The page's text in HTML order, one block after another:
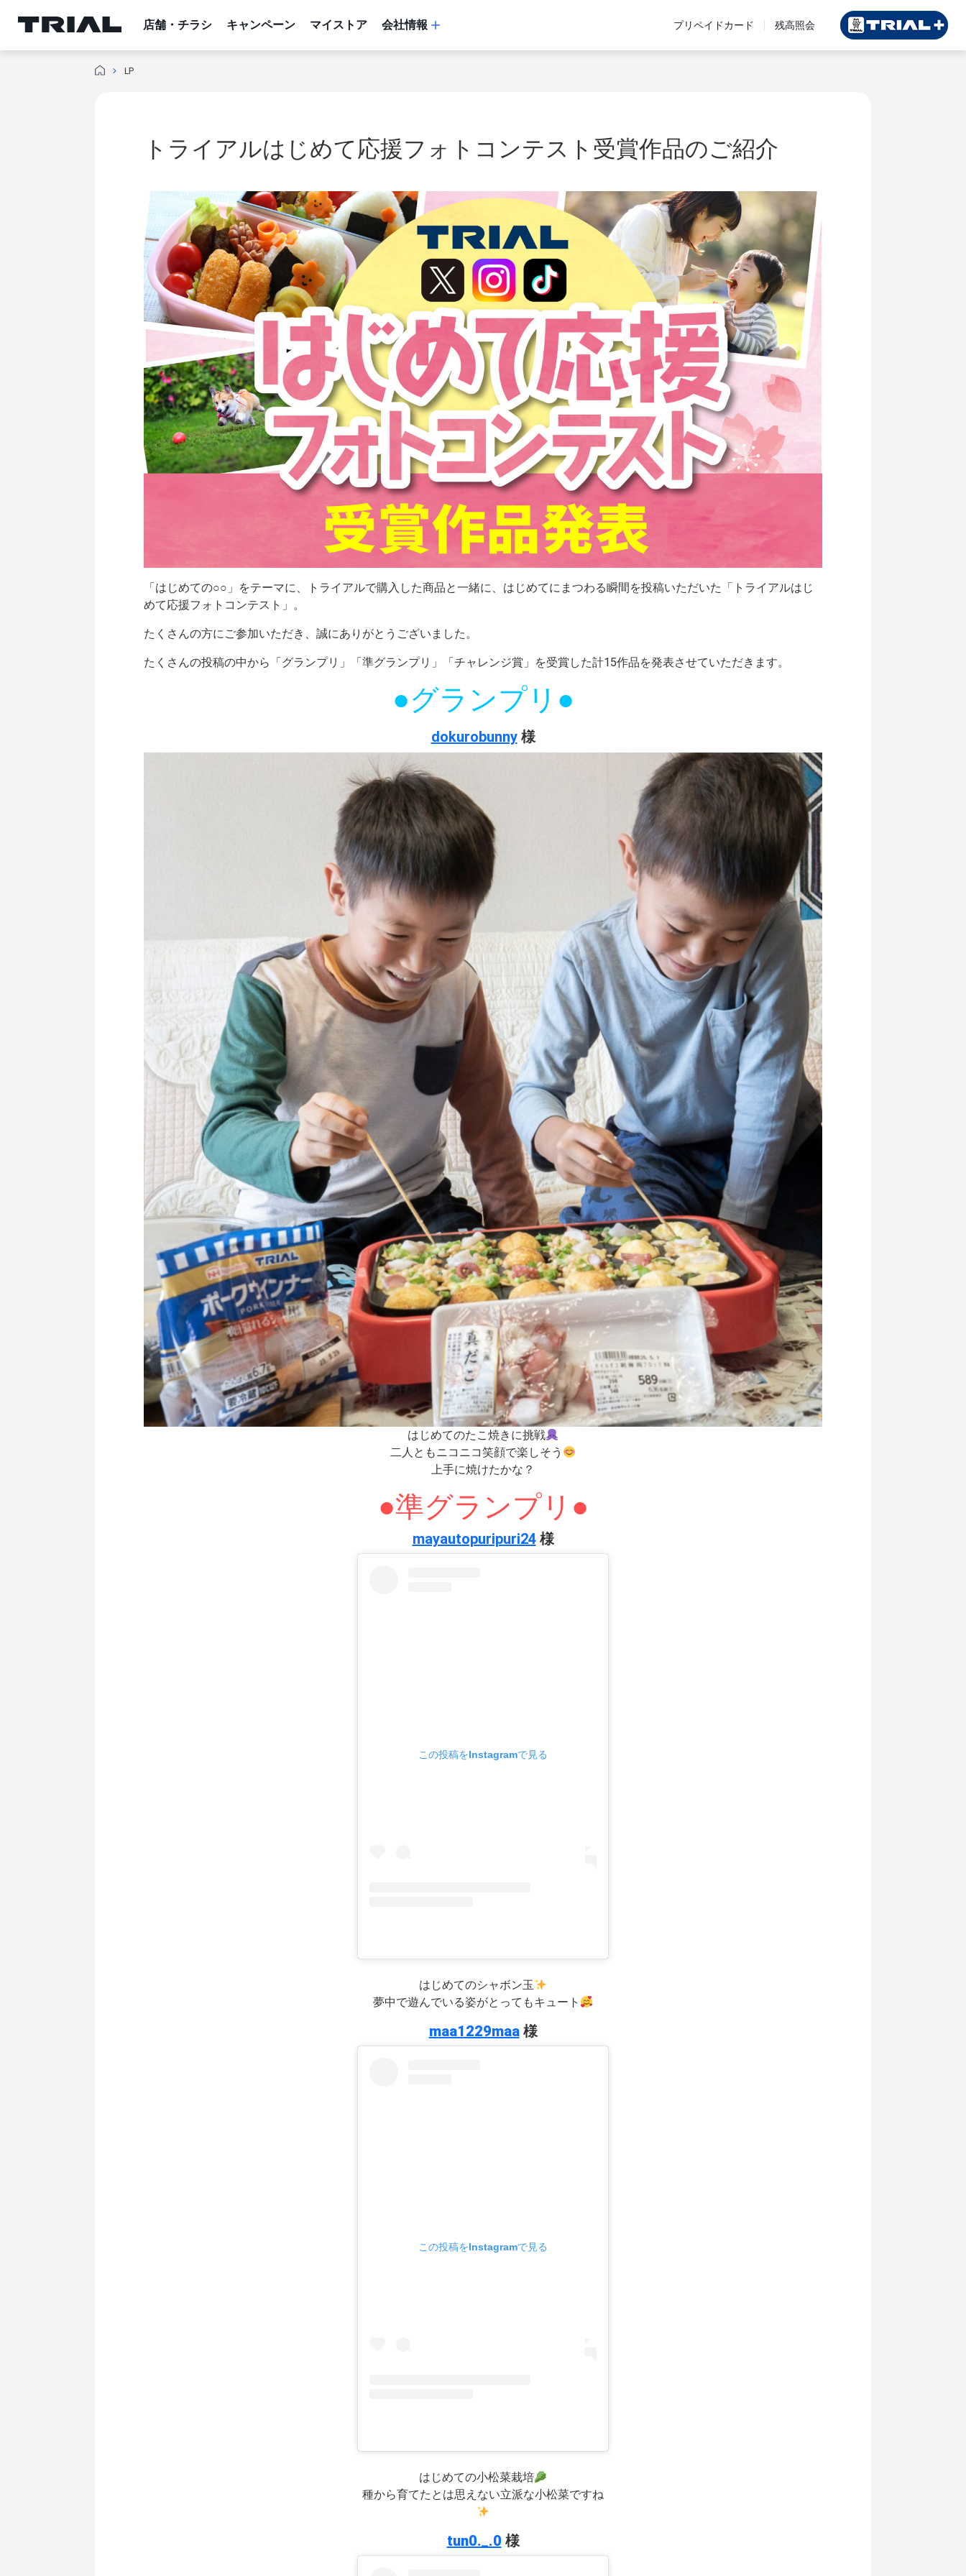
店舗・チラシ キャンペーン マイストア 会社情報 プリペイドカード 残高照会
LP
トライアルはじめて応援フォトコンテスト受賞作品のご紹介
「はじめての○○」をテーマに、トライアルで購入した商品と一緒に、はじめてにまつわる瞬間を投稿いただいた「トライアルはじ
めて応援フォトコンテスト」。
たくさんの方にご参加いただき、誠にありがとうございました。
たくさんの投稿の中から「グランプリ」「準グランプリ」「チャレンジ賞」を受賞した計15作品を発表させていただきます。
●グランプリ ●
dokurobunny様
はじめてのたこ焼きに挑戦
二人ともニコニコ笑顔で楽しそう
上手に焼けたかな？
●準グランプリ ●
mayautopuripuri24様
この投稿をInstagramで見る
はじめてのシャボン玉
夢中で遊んでいる姿がとってもキュート
maa1229maa様
この投稿をInstagramで見る
はじめての小松菜栽培
種から育てたとは思えない立派な小松菜ですね
tun0._.0 様